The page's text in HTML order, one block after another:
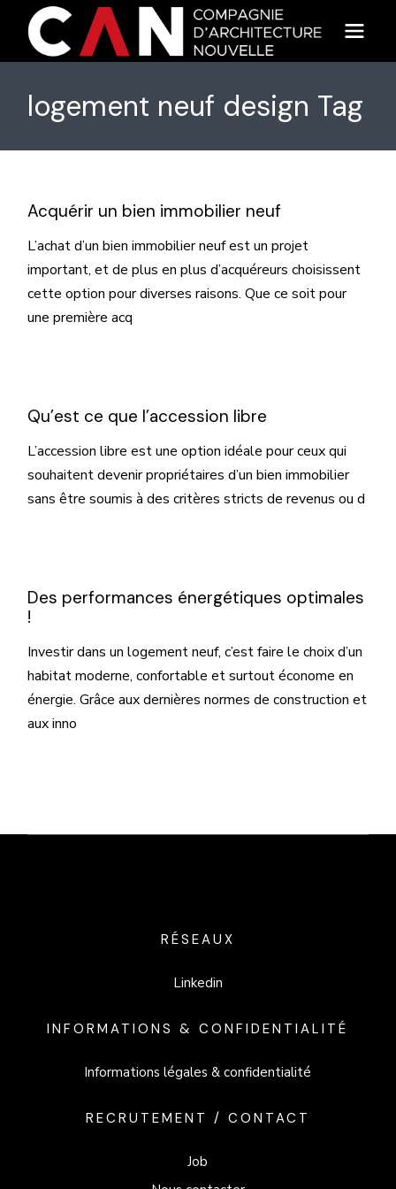
content
logement neuf design Tag
Acquérir un bien immobilier neuf
L’achat d’un bien immobilier neuf est un projet
important, et de plus en plus d’acquéreurs choisissent
cette option pour diverses raisons. Que ce soit pour
une première acq
Qu’est ce que l’accession libre
L’accession libre est une option idéale pour ceux qui
souhaitent devenir propriétaires d’un bien immobilier
sans être soumis à des critères stricts de revenus ou d
Des performances énergétiques optimales
!
Investir dans un logement neuf, c’est faire le choix d’un
habitat moderne, confortable et surtout économe en
énergie. Grâce aux dernières normes de construction et
aux inno
RÉSEAUX
Linkedin
INFORMATIONS & CONFIDENTIALITÉ
Informations légales & confidentialité
RECRUTEMENT / CONTACT
Job